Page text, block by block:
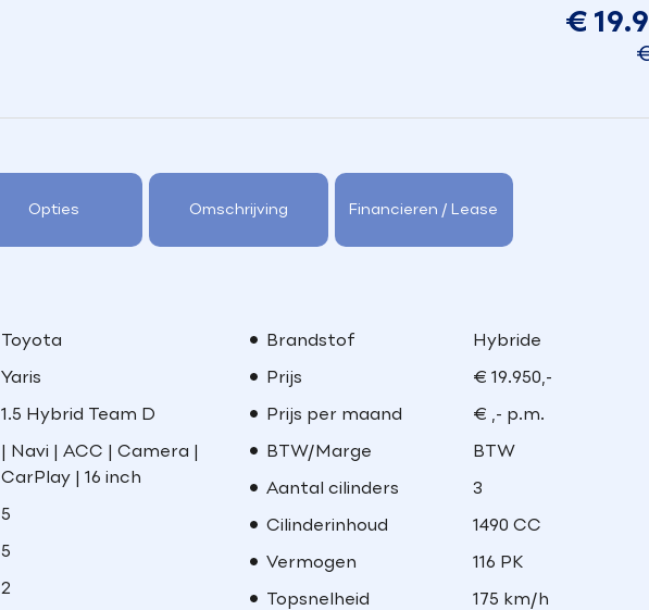
€
Opties Omschrijving Financieren / Lease
Toyota
Yaris
1.5 Hybrid Team D
| Navi | ACC | Camera |
CarPlay | 16 inch
5
5
2
Brandstof Hybride
Prijs € 19.950,-
Prijs per maand € ,- p.m.
BTW/Marge BTW
Aantal cilinders 3
Cilinderinhoud 1490 CC
Vermogen 116 PK
Topsnelheid 175 km/h